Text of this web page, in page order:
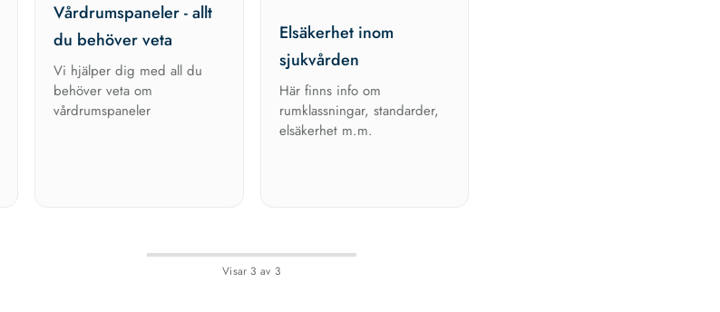
Vårdrumspaneler - allt
du behöver veta
Vi hjälper dig med all du
behöver veta om
vårdrumspaneler
Elsäkerhet inom
sjukvården
Här finns info om
rumklassningar, standarder,
elsäkerhet m.m.
Visar 3 av 3